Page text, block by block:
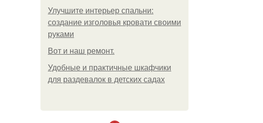
Улучшите интерьер спальни:
создание изголовья кровати своими
руками
Boт и наш ремoнт.
Удобные и практичные шкафчики
для раздевалок в детских садах